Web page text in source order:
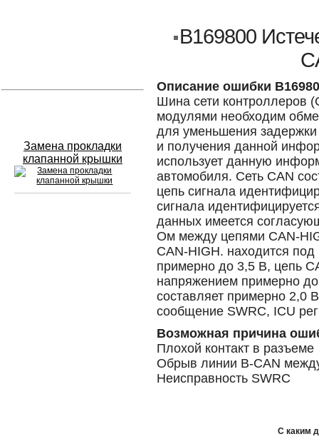
Замена прокладки
клапанной крышки
B169800
Описание ошибки
Шина сети контроллеров
модулями необходим
для уменьшения
и получения данной
использует данную
автомобиля. Сеть CAN
цепь сигнала
сигнала
данных имеется
Ом между цепями CAN-
CAN-HIGH. находится
примерно до 3,5 В, цепь
напряжением примерно
составляет примерно 2,0
сообщение SWRC, ICU
Возможная причина
Плохой контакт в разъеме
Обрыв линии B-CAN
Неисправность SWRC
С каким